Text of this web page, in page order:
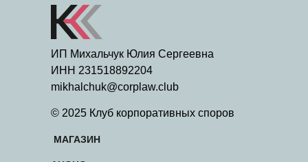
© 2025 Клуб корпоративных споров
МАГАЗИН
ИП Михальчук Юлия Сергеевна
ИНН 231518892204
mikhalchuk@corplaw.club